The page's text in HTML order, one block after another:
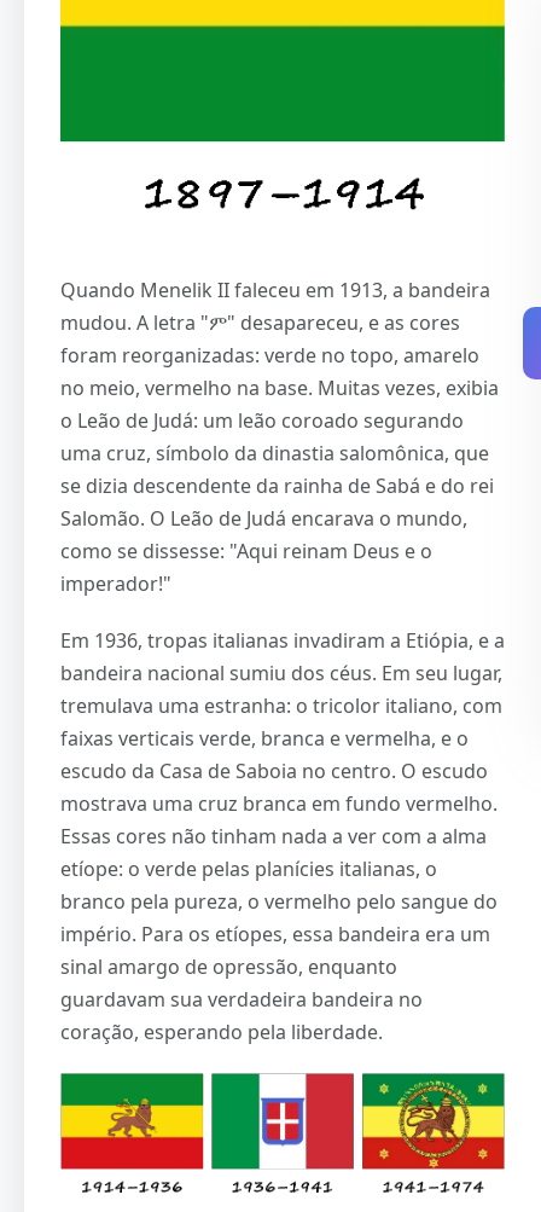
Quando Menelik II faleceu em 1913, a bandeira
mudou. A letra "ም" desapareceu, e as cores
foram reorganizadas: verde no topo, amarelo
no meio, vermelho na base. Muitas vezes, exibia
o Leão de Judá: um leão coroado segurando
uma cruz, símbolo da dinastia salomônica, que
se dizia descendente da rainha de Sabá e do rei
Salomão. O Leão de Judá encarava o mundo,
como se dissesse: "Aqui reinam Deus e o
imperador!"
Em 1936, tropas italianas invadiram a Etiópia, e a
bandeira nacional sumiu dos céus. Em seu lugar,
tremulava uma estranha: o tricolor italiano, com
faixas verticais verde, branca e vermelha, e o
escudo da Casa de Saboia no centro. O escudo
mostrava uma cruz branca em fundo vermelho.
Essas cores não tinham nada a ver com a alma
etíope: o verde pelas planícies italianas, o
branco pela pureza, o vermelho pelo sangue do
império. Para os etíopes, essa bandeira era um
sinal amargo de opressão, enquanto
guardavam sua verdadeira bandeira no
coração, esperando pela liberdade.